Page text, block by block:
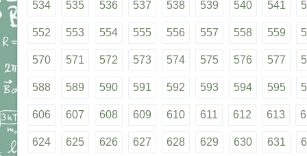
534 535 536 537 538 539 540 541
552 553 554 555 556 557 558 559
570 571 572 573 574 575 576 577
588 589 590 591 592 593 594 595
606 607 608 609 610 611 612 613
624 625 626 627 628 629 630 631